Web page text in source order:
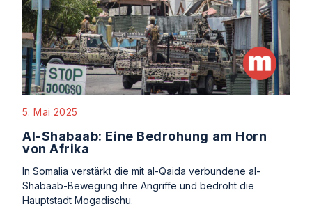
5. Mai 2025
Al-Shabaab: Eine Bedrohung am Horn
von Afrika
In Somalia verstärkt die mit al-Qaida verbundene al-
Shabaab-Bewegung ihre Angriffe und bedroht die
Hauptstadt Mogadischu.